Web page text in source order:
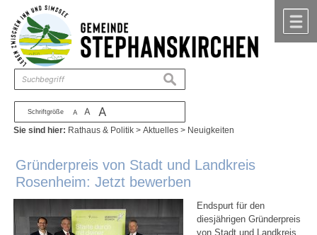
Zum Inhalt ,zur Navigation
Schriftgröße A A A
suchen
Sie sind hier: Rathaus & Politik >Aktuelles > Neuigkeiten
Gründerpreis von Stadt und Landkreis
Rosenheim: Jetzt bewerben
Endspurt für den
diesjährigen Gründerpreis
von Stadt und Landkreis